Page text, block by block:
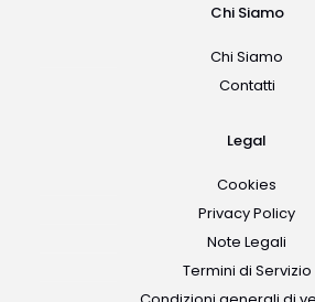
Chi Siamo
Chi Siamo
Contatti
Legal
Cookies
Privacy Policy
Note Legali
Termini di Servizio